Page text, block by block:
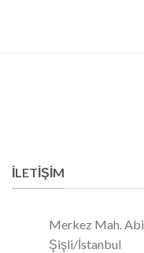
İLETIŞIM
Merkez Mah.
Şişli/İstanbul